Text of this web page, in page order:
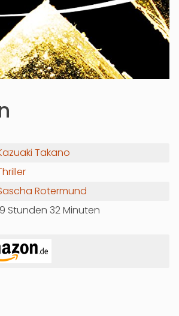
Takano
Rotermund
Stunden 32 Minuten